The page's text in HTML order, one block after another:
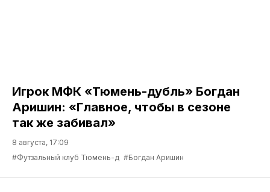
Игрок МФК «Тюмень-дубль» Богдан
Аришин: «Главное, чтобы в сезоне
так же забивал»
8 августа, 17:09
#Футзальный клуб Тюмень-д #Богдан Аришин